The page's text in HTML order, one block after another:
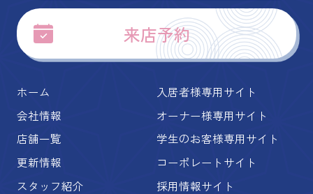
来店予約
ホーム
会社情報
店舗一覧
更新情報
スタッフ紹介
入居者様専用サイト
オーナー様専用サイト
学生のお客様専用サイト
コーポレートサイト
採用情報サイト